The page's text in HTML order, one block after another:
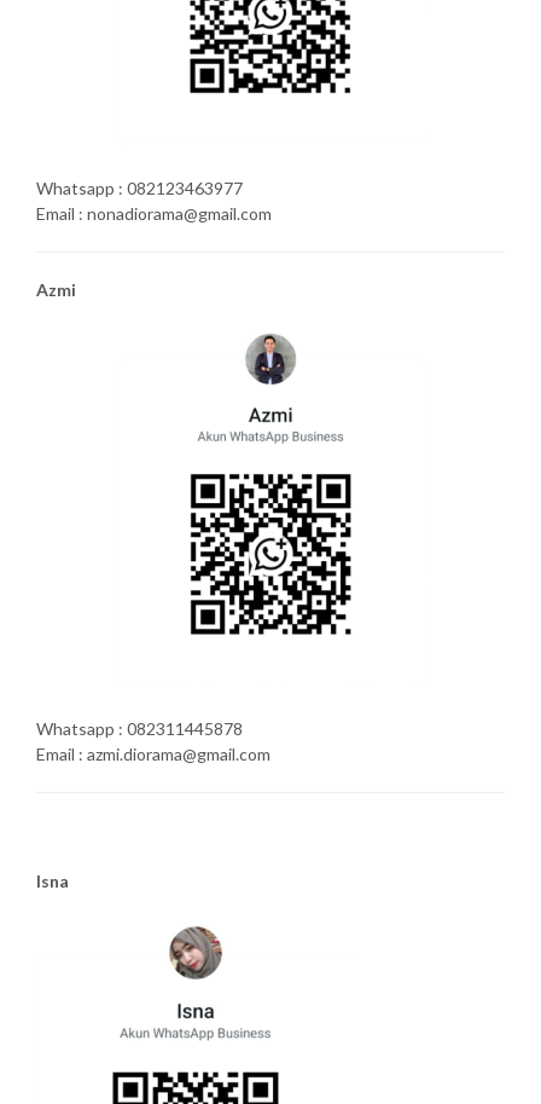
Whatsapp : 082123463977
Email : nonadiorama@gmail.com
Azmi
Whatsapp : 082311445878
Email : azmi.diorama@gmail.com
Isna